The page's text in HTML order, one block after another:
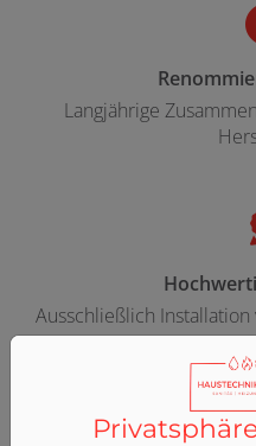
Langjährige
Ausschließlich